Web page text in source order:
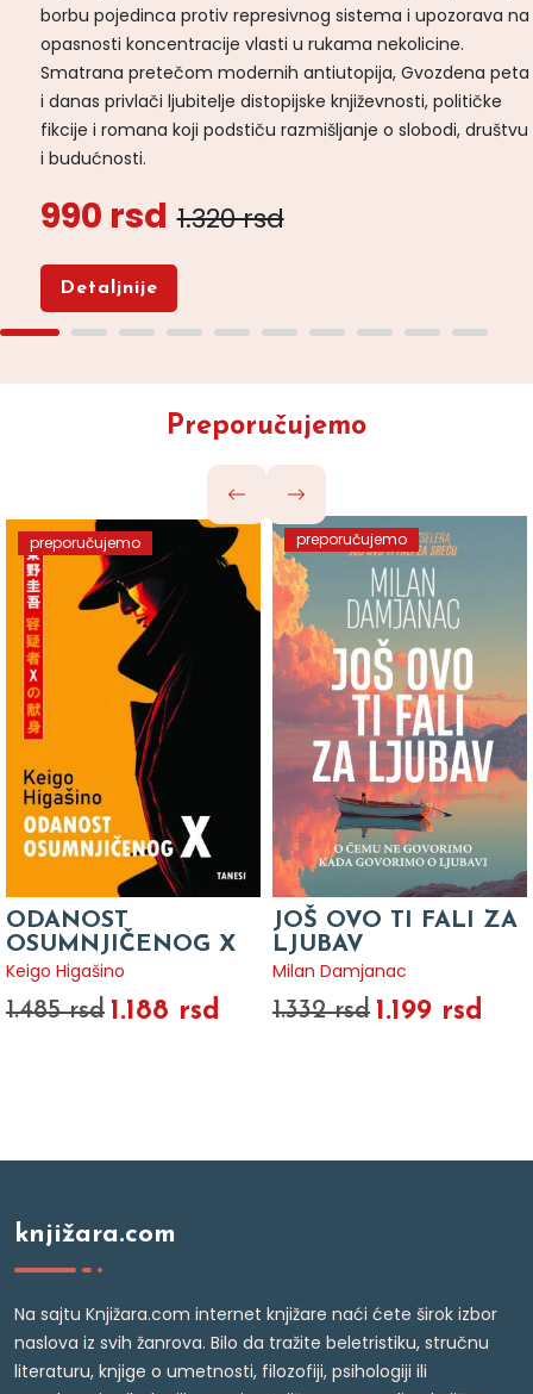
borbu pojedinca protiv represivnog sistema i upozorava na
opasnosti koncentracije vlasti u rukama nekolicine.
Smatrana pretečom modernih antiutopija, Gvozdena peta
i danas privlači ljubitelje distopijske književnosti, političke
fikcije i romana koji podstiču razmišljanje o slobodi, društvu
i budućnosti.
990 rsd 1.320 rsd
Detaljnije
Preporučujemo
preporučujemo
ODANOST
OSUMNJIČENOG X
Keigo Higašino
1.485 rsd 1.188 rsd
preporučujemo
JOŠ OVO TI FALI ZA
LJUBAV
Milan Damjanac
1.332 rsd 1.199 rsd
knjižara.com
Na sajtu Knjižara.com internet knjižare naći ćete širok izbor
naslova iz svih žanrova. Bilo da tražite beletristiku, stručnu
literaturu, knjige o umetnosti, filozofiji, psihologiji ili